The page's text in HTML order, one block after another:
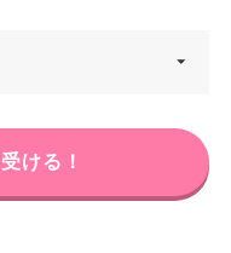
駅前3-3 2-3-10 セン
ける！